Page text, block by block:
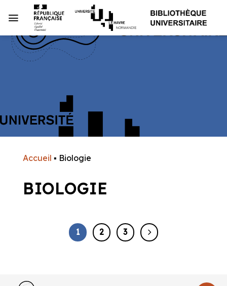
au
Accueil ▪ Biologie
BIOLOGIE
1 2 3